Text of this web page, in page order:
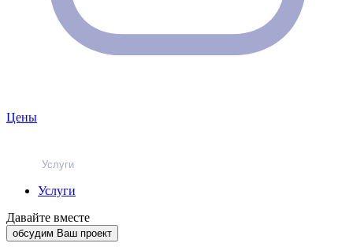
Цены
Услуги
Услуги
Давайте вместе
обсудим Ваш проект